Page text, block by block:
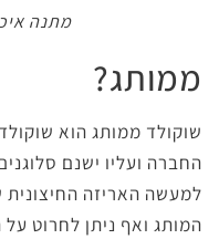
מתנה
ממותג?
שוקולד ממותג הוא
החברה ועליו ישנם
למעשה האריזה
המותג ואף ניתן לחרוט